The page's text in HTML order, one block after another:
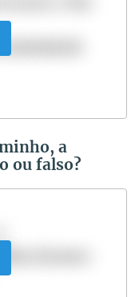
do
a
ou falso?
Eu sou o